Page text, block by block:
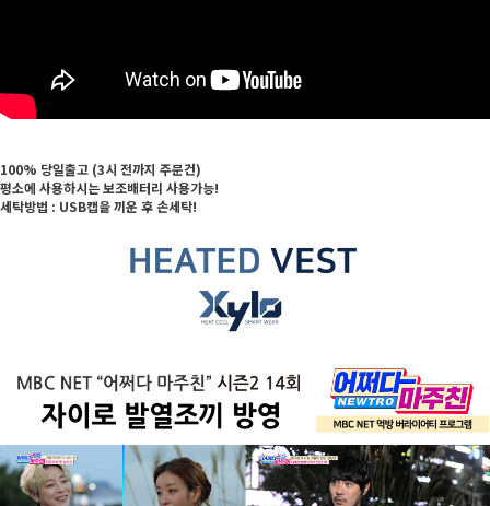
100% 당일출고 (3시 전까지 주문건)
평소에 사용하시는 보조배터리 사용가능!
세탁방법 : USB캡을 끼운 후 손세탁!